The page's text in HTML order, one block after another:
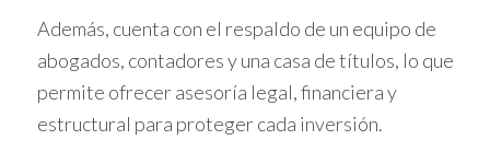
riesgosa en una inversión segura y rentable.
PROCESO DE COMPRA EN
PRE-CONSTRUCCIÓN
Además, cuenta con el respaldo de un equipo de
abogados, contadores y una casa de títulos, lo que
permite ofrecer asesoría legal, financiera y
estructural para proteger cada inversión.